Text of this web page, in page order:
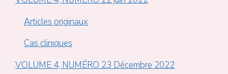
Articles originaux
Cas cliniques
VOLUME 4, NUMÉRO 23 Décembre 2022